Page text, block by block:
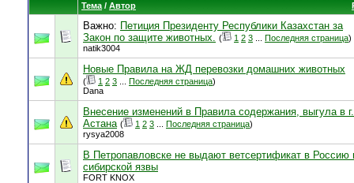
Тема / Автор
Важно: Петиция Президенту Республики Казахстан за
Закон по защите животных. ( 1 2 3 Последняя страница)
natik3004
Новые Правила на ЖД перевозки домашних животных
( 1 2 3 Последняя страница)
Dana
Внесение изменений в Правила содержания, выгула в г.
Астана ( 1 2 3 Последняя страница)
rysya2008
В Петропавловске не выдают ветсертификат в Россию
сибирской язвы
FORT KNOX